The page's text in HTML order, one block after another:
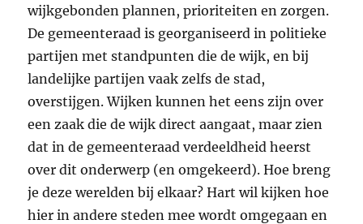
wijkgebonden plannen, prioriteiten en zorgen.
De gemeenteraad is georganiseerd in politieke
partijen met standpunten die de wijk, en bij
landelijke partijen vaak zelfs de stad,
overstijgen. Wijken kunnen het eens zijn over
een zaak die de wijk direct aangaat, maar zien
dat in de gemeenteraad verdeeldheid heerst
over dit onderwerp (en omgekeerd). Hoe breng
je deze werelden bij elkaar? Hart wil kijken hoe
hier in andere steden mee wordt omgegaan en